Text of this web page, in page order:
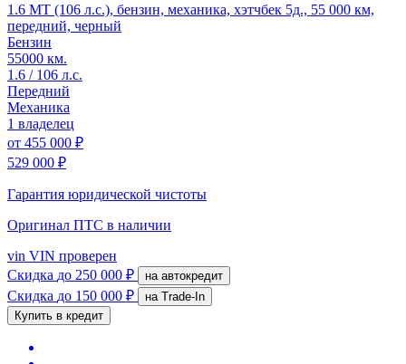
1.6 MT (106 л.с.), бензин, механика, хэтчбек 5д., 55 000 км,
передний, черный
Бензин
55000 км.
1.6 / 106 л.с.
Передний
Механика
1 владелец
от 455 000 ₽
529 000 ₽
Гарантия юридической чистоты
Оригинал ПТС в наличии
vin VIN проверен
Скидка до 250 000 ₽ на автокредит
Скидка до 150 000 ₽
на Trade-In
Купить в кредит